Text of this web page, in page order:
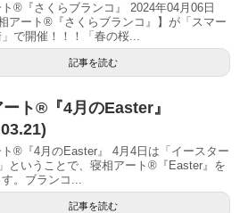
®『さくらブランコ』 2024年04月06日
アート®︎『さくらブランコ』】が「スマー
で開催！！！「春の桜...
記事を読む
ト®『4月のEaster』
®『4月のEaster』 4月4日は「イースター
ということで、寝相アート®︎『Easter』を
。ブランコ...
記事を読む